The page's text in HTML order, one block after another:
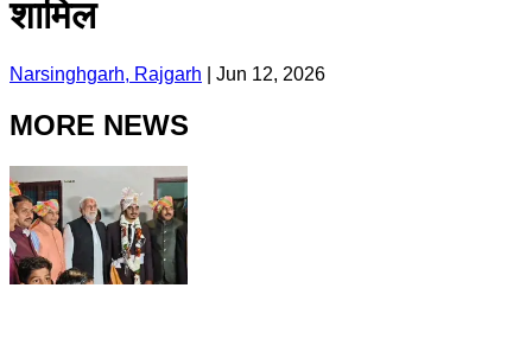
शामिल
Narsinghgarh, Rajgarh Jun 12, 2026
MORE NEWS